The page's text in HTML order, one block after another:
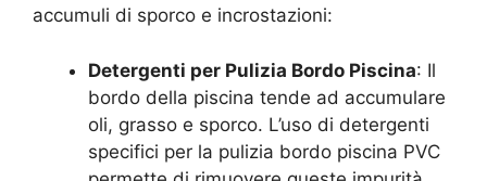
accumuli di sporco e incrostazioni:
Detergenti per Pulizia Bordo Piscina: Il
bordo della piscina tende ad accumulare
oli, grasso e sporco. L’uso di detergenti
specifici per la pulizia bordo piscina PVC